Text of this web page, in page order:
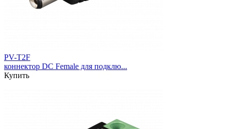
PV-T2F
коннектор DC Female для подклю...
Купить